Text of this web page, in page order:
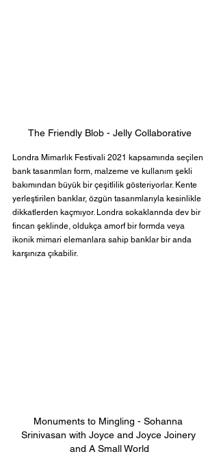
The Friendly Blob - Jelly Collaborative
Londra Mimarlık Festivali 2021 kapsamında seçilen
bank tasarımları form, malzeme ve kullanım şekli
bakımından büyük bir çeşitlilik gösteriyorlar. Kente
yerleştirilen banklar, özgün tasarımlarıyla kesinlikle
dikkatlerden kaçmıyor. Londra sokaklarında dev bir
fincan şeklinde, oldukça amorf bir formda veya
ikonik mimari elemanlara sahip banklar bir anda
karşınıza çıkabilir.
Monuments to Mingling - Sohanna
Srinivasan with Joyce and Joyce Joinery
and A Small World